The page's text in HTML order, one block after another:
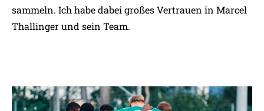
sammeln. Ich habe dabei großes Vertrauen in Marcel
Thallinger und sein Team.